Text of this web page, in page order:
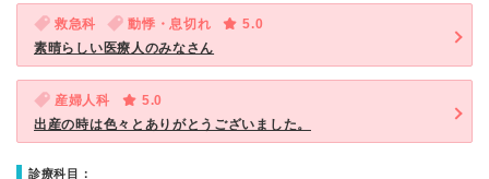
救急科 動悸・息切れ
5.0
素晴らしい医療人のみなさん
産婦人科
5.0
出産の時は色々とありがとうございました。
診療科目：